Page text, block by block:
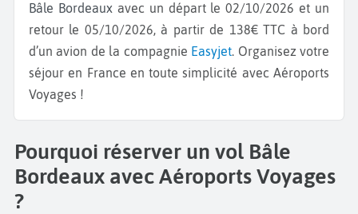
Bâle Bordeaux avec un départ le 02/10/2026 et un
retour le 05/10/2026, à partir de 138€ TTC à bord
d’un avion de la compagnie Easyjet. Organisez votre
séjour en France en toute simplicité avec Aéroports
Voyages !
Pourquoi réserver un vol Bâle
Bordeaux avec Aéroports Voyages
?